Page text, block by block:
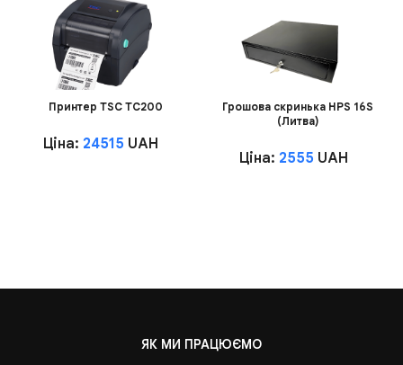
Принтер TSC TC200
Ціна: 24515 UAH
Грошова скринька HPS 16S
(Литва)
Ціна: 2555 UAH
ЯК МИ ПРАЦЮЄМО